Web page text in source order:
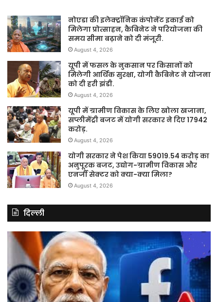
नोएडा की इलेक्ट्रॉनिक कंपोनेंट इकाई को
मिलेगा प्रोत्साहन, कैबिनेट ने परियोजना की
समय सीमा बढ़ाने को दी मंजूरी.
August 4, 2026
यूपी में फसल के नुकसान पर किसानों को
मिलेगी आर्थिक सुरक्षा, योगी कैबिनेट ने योजना
को दी हरी झंडी.
August 4, 2026
यूपी में ग्रामीण विकास के लिए खोला खजाना,
सप्लीमेंट्री बजट में योगी सरकार ने दिए 17942
करोड़.
August 4, 2026
योगी सरकार ने पेश किया 59019.54 करोड़ का
अनुपूरक बजट, उद्योग-ग्रामीण विकास और
एनर्जी सेक्टर को क्या-क्या मिला?
August 4, 2026
दिल्ली